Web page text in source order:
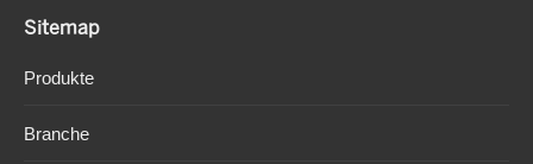
opens
window
opens
window
Sitemap
Produkte
Branche